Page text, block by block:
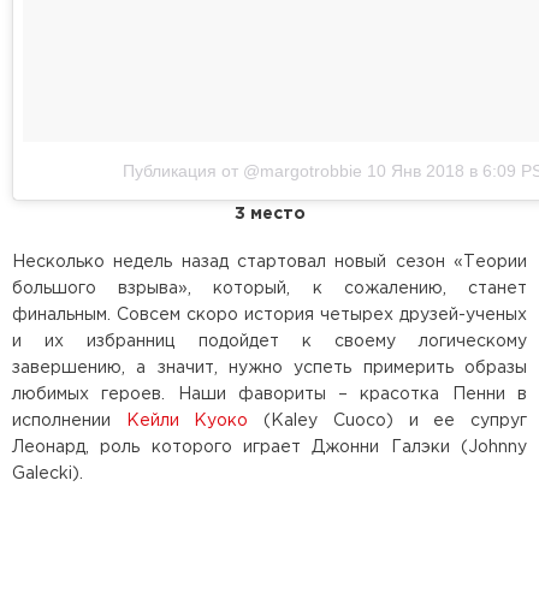
Публикация от @margotrobbie 10 Янв 2018 в 6:09
3 место
Несколько недель назад стартовал новый сезон «Теории
большого взрыва», который, к сожалению, станет
финальным. Совсем скоро история четырех друзей-ученых
и их избранниц подойдет к своему логическому
завершению, а значит, нужно успеть примерить образы
любимых героев. Наши фавориты – красотка Пенни в
исполнении
Кейли Куоко
(Kaley Cuoco) и ее супруг
Леонард, роль которого играет Джонни Галэки (Johnny
Galecki).